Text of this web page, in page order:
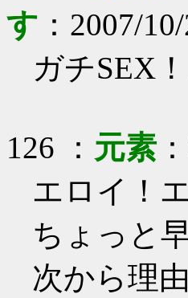
す ： 2007/
ガチSEX
126 ： 元素：
エロイ！
ちょっと
次から理